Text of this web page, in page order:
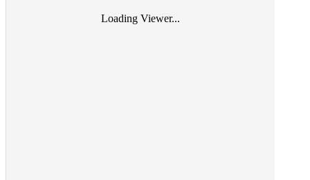
Loading Viewer...